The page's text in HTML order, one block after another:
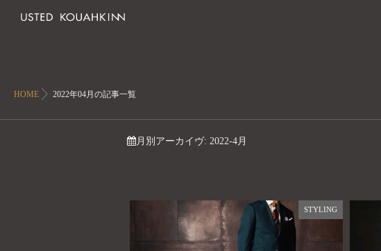
HOME 2022年04月の記事一覧
月別アーカイヴ: 2022-4月
STYLING